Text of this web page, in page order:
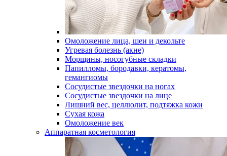
Омоложение лица, шеи и декольте
Угревая болезнь (акне)
Морщины, носогубные складки
Папилломы, бородавки, кератомы,
гемангиомы
Сосудистые звездочки на ногах
Сосудистые звездочки на лице
Лишний вес, целлюлит, подтяжка кожи
Сухая кожа
Омоложение век
Аппаратная косметология